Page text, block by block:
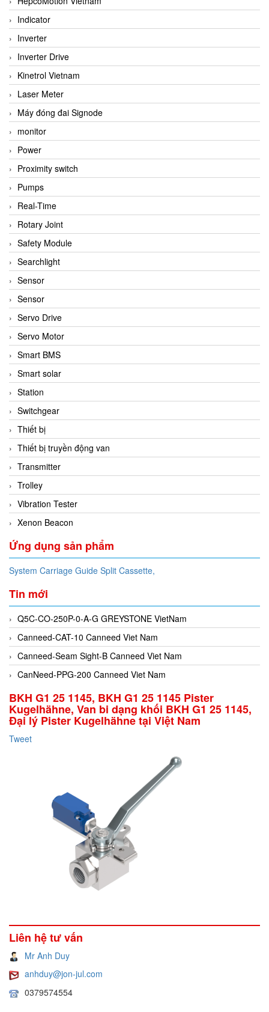
Indicator
Inverter
Inverter Drive
Kinetrol Vietnam
Laser Meter
Máy đóng đai Signode
monitor
Power
Proximity switch
Pumps
Real-Time
Rotary Joint
Safety Module
Searchlight
Sensor
Sensor
Servo Drive
Servo Motor
Smart BMS
Smart solar
Station
Switchgear
Thiết bị
Thiết bị truyền động van
Transmitter
Trolley
Vibration Tester
Xenon Beacon
Ứng dụng sản phẩm
System Carriage Guide Split Cassette,
Tin mới
Q5C-CO-250P-0-A-G GREYSTONE VietNam
Canneed-CAT-10 Canneed Viet Nam
Canneed-Seam Sight-B Canneed Viet Nam
CanNeed-PPG-200 Canneed Viet Nam
BKH G1 25 1145, BKH G1 25 1145 Pister
Kugelhähne, Van bi dạng khối BKH G1 25 1145,
Đại lý Pister Kugelhähne tại Việt Nam
Tweet
Liên hệ tư vấn
Mr Anh Duy
anhduy@jon-jul.com
0379574554